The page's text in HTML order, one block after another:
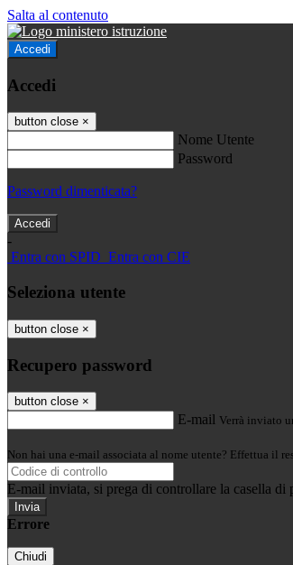
Salta al contenuto
Accedi
Accedi
button close ×
Nome Utente
Password
Password dimenticata?
-
Entra con SPID Entra con CIE
Seleziona utente
button close ×
Recupero password
button close ×
E-mail Verrà inviato
Non hai una e-mail associata al nome utente? Effettua il
E-mail inviata, si prega di controllare la casella di
Errore
Chiudi